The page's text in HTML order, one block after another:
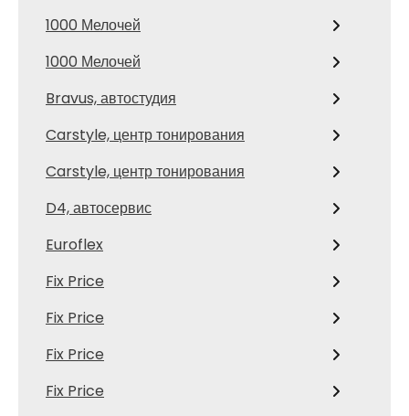
1000 Мелочей
1000 Мелочей
Bravus, автостудия
Carstyle, центр тонирования
Carstyle, центр тонирования
D4, автосервис
Euroflex
Fix Price
Fix Price
Fix Price
Fix Price